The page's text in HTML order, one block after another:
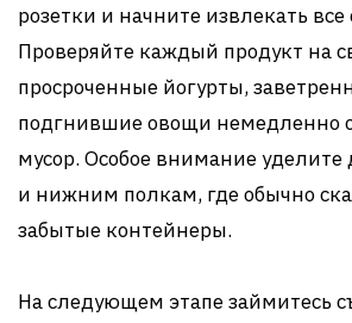
розетки и начните извлекать
Проверяйте каждый продукт на
просроченные йогурты,
подгнившие овощи немедленно
мусор. Особое внимание
и нижним полкам, где обычно
забытые контейнеры.
На следующем этапе займитесь